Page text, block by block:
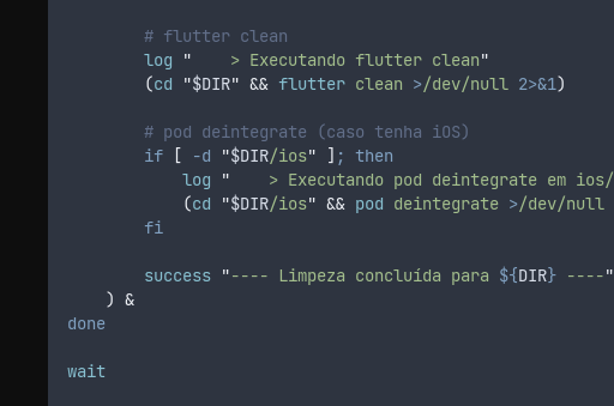
# flutter clean
log
"
    > Executando flutter clean
"
(cd "$DIR" && flutter clean >/dev/null 2>&1)
# pod deintegrate (caso tenha iOS)
if
[ -d "$DIR/ios" ] ; then
log
"
    > Executando pod deintegrate em ios/
(cd "$DIR/ios" && pod deintegrate >/dev/null
fi
success "---- Limpeza concluída para ${DIR} ----"
) &
done
wait